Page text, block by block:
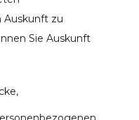
Auskunft zu
Sie Auskunft